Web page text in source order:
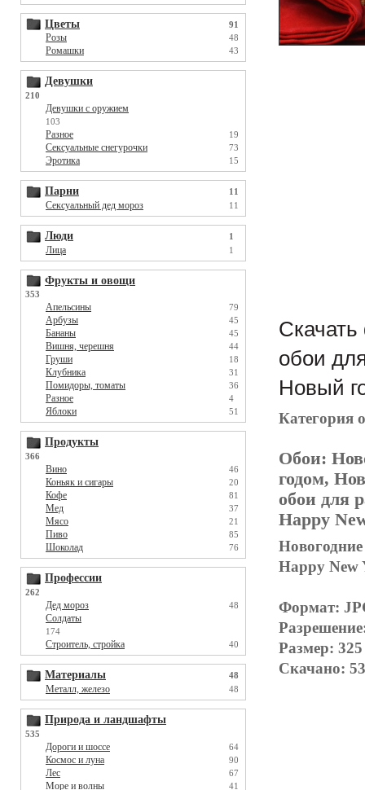
Цветы 91
Розы 48
Ромашки 43
Девушки
210
Девушки с оружием
103
Разное 19
Сексуальные снегурочки 73
Эротика 15
Парни 11
Сексуальный дед мороз 11
Люди 1
Лица 1
Фрукты и овощи
353
Апельсины 79
Арбузы 45
Бананы 45
Вишня, черешня 44
Груши 18
Клубника 31
Помидоры, томаты 36
Разное 4
Яблоки 51
Продукты
366
Вино 46
Коньяк и сигары 20
Кофе 81
Мед 37
Мясо 21
Пиво 85
Шоколад 76
Профессии
262
Дед мороз 48
Солдаты
174
Строитель, стройка 40
Материалы 48
Металл, железо 48
Природа и ландшафты
535
Дороги и шоссе 64
Космос и луна 90
Лес 67
Море и волны 41
Скачать
обои
Новый
Категория
Обои:
годом,
обои для
Happy
Happy New
Формат:
Размер:
Скачано: